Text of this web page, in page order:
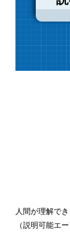
人間が理解で
（説明可能エ